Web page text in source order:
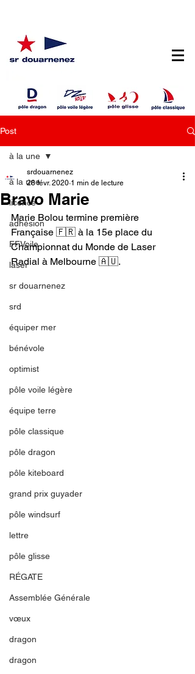
Post
à la une
licence
adhésion
FFVoile
laser
sr douarnenez
srd
équiper mer
bénévole
optimist
pôle voile légère
équipe terre
pôle classique
pôle dragon
pôle kiteboard
grand prix guyader
pôle windsurf
lettre
pôle glisse
RÉGATE
Assemblée Générale
vœux
dragon
dragon
à la une
Bravo Marie
srdouarnenez
28 févr. 2020 1 min de lecture
Marie Bolou termine première
Française 🇫🇷 à la 15e place du
Championnat du Monde de Laser
Radial à Melbourne 🇦🇺.